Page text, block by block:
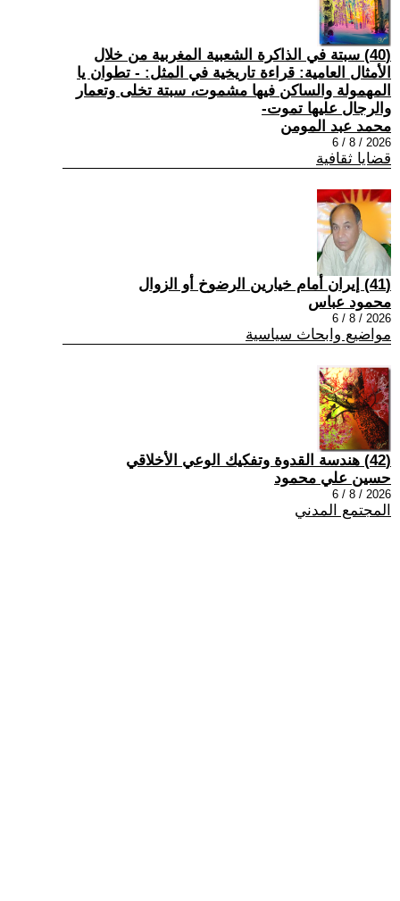
(40) سبتة في الذاكرة الشعبية المغربية من خلال
الأمثال العامية: قراءة تاريخية في المثل: - تطوان يا
المهمولة والساكن فيها مشموت، سبتة تخلى وتعمار
والرجال عليها تموت-
محمد عبد المومن
2026 / 8 / 6
قضايا ثقافية
(41) إيران أمام خيارين الرضوخ أو الزوال
محمود عباس
2026 / 8 / 6
مواضيع وابحاث سياسية
(42) هندسة القدوة وتفكيك الوعي الأخلاقي
حسين علي محمود
2026 / 8 / 6
المجتمع المدني